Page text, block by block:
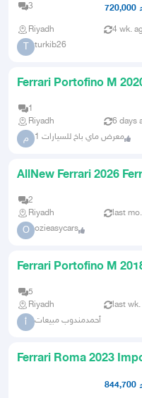
3 720,000
Riyadh 4 wk.
T turkib26
Ferrari Portofino M
1
Riyadh
6 days
م معرض ماي باخ للسيارات 1
AllNew Ferrari 2026
2
Riyadh
last mo.
O ozieasycars
Ferrari Portofino M
5
Riyadh
last wk.
أ أحمدمندوب مبيعات
Ferrari Roma 2023 Imported from
844,700